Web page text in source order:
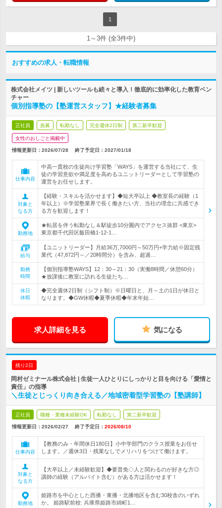
1
1～3件 (全3件中)
おすすめの求人・転職情報
株式会社メイツ | 新しいツールも続々と導入！徹底的に効率化した教育ベン
チャー
個別指導塾の【塾運営スタッフ】★経験者募集
正社員 急募 転勤なし 完全週休2日制 第二新卒歓迎
女性のおしごと掲載中
情報更新日：2026/07/28 終了予定日： 2027/01/18
仕事内容
中高一貫校の生徒向け学習塾「WAYS」を運営する当社にて、生
徒の学習意欲や満足度を高めるユニットリーダーとして学習塾の
運営をお任せします。
対象と
なる方
【経験・スキルを活かせます】◆短大卒以上 ◆教室長の経験（1
年以上）※学習塾業界で長く働きたい方、当社の理念に共感でき
る方を歓迎します！
勤務地
★転居を伴う転勤なし＆駅徒歩10分圏内でアクセス抜群 <東京>
東京都千代田区飯田橋1-12-1…
給与
【ユニットリーダー】月給36万,7000円～50万円+学力給※固定残
業代（47,872円～／20時間分）を含み、超過…
勤務
時間
【個別指導塾WAYS】12：30～21：30（実働8時間／休憩60分）
★放課後に教室に訪れる生徒たち…
休日
休暇
◆完全週休2日制（シフト制）※日曜日と、月～土の1日が休日と
なります。◆GW休暇◆夏季休暇◆年末年始…
求人詳細を見る 気になる
残り2日
岡村ゼミナール株式会社 | 生徒一人ひとりにしっかりと目を向ける「愛情と
責任」の指導
＼生徒とじっくり向き合える／地域密着型学習塾の【塾講師】
正社員 職種・業種未経験OK 転勤なし 第二新卒歓迎
情報更新日：2026/02/27 終了予定日： 2026/08/10
仕事内容
【教務のみ・年間休日180日】小中学部門のクラス授業をお任せ
します。／週休3日・残業なしでメリハリをつけて働けます。
対象と
なる方
【大卒以上／未経験歓迎】◆要普免◇人と関わるのが好きな方◎
講師の経験（アルバイト含む）がある方は活かせます！
勤務地
姫路市を中心とした西播・東播・北播地区を含む30校舎のいずれ
か。 姫路駅前校: 兵庫県姫路市綿町1…